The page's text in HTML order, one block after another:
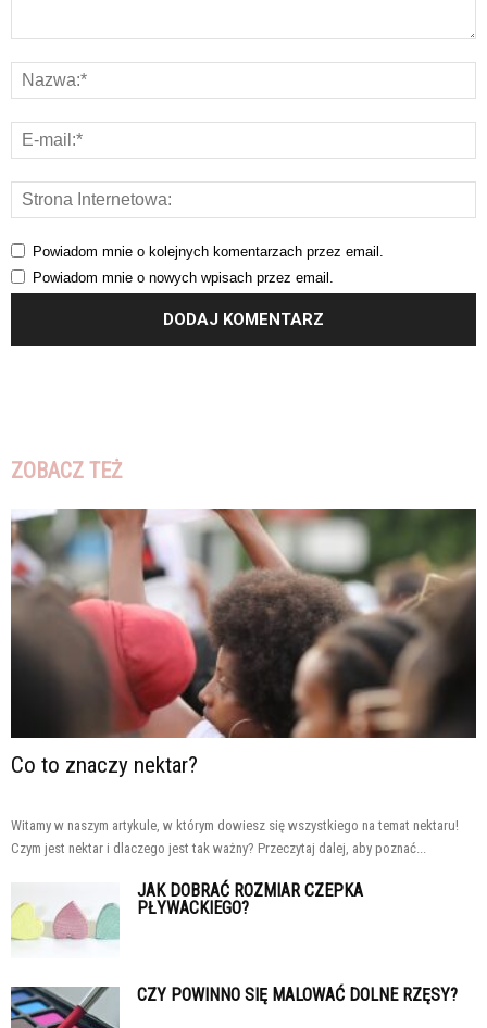
Powiadom mnie o kolejnych komentarzach przez email.
Powiadom mnie o nowych wpisach przez email.
ZOBACZ TEŻ
Co to znaczy nektar?
Witamy w naszym artykule, w którym dowiesz się wszystkiego na temat nektaru!
Czym jest nektar i dlaczego jest tak ważny? Przeczytaj dalej, aby poznać...
JAK DOBRAĆ ROZMIAR CZEPKA
PŁYWACKIEGO?
CZY POWINNO SIĘ MALOWAĆ DOLNE RZĘSY?